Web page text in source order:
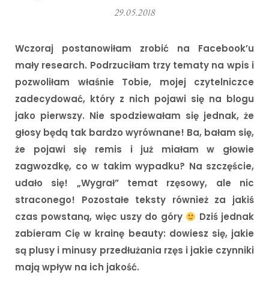
29.05.2018
Wczoraj postanowiłam zrobić na Facebook’u
mały research. Podrzuciłam trzy tematy na wpis i
pozwoliłam właśnie Tobie, mojej czytelniczce
zadecydować, który z nich pojawi się na blogu
jako pierwszy. Nie spodziewałam się jednak, że
głosy będą tak bardzo wyrównane! Ba, bałam się,
że pojawi się remis i już miałam w głowie
zagwozdkę, co w takim wypadku? Na szczęście,
udało się! „Wygrał” temat rzęsowy, ale nic
straconego! Pozostałe teksty również za jakiś
czas powstaną, więc uszy do góry
Dziś jednak
zabieram Cię w krainę beauty: dowiesz się, jakie
są plusy i minusy przedłużania rzęs i jakie czynniki
mają wpływ na ich jakość.